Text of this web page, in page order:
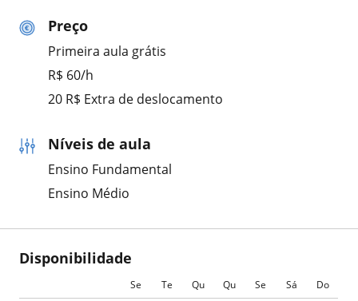
Preço
Primeira aula grátis
R$ 60/h
20 R$ Extra de deslocamento
Níveis de aula
Ensino Fundamental
Ensino Médio
Disponibilidade
Se Te Qu Qu Se Sá Do